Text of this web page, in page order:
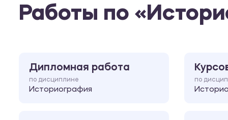
Работы по
Дипломная работа
по дисциплине
Историография
по